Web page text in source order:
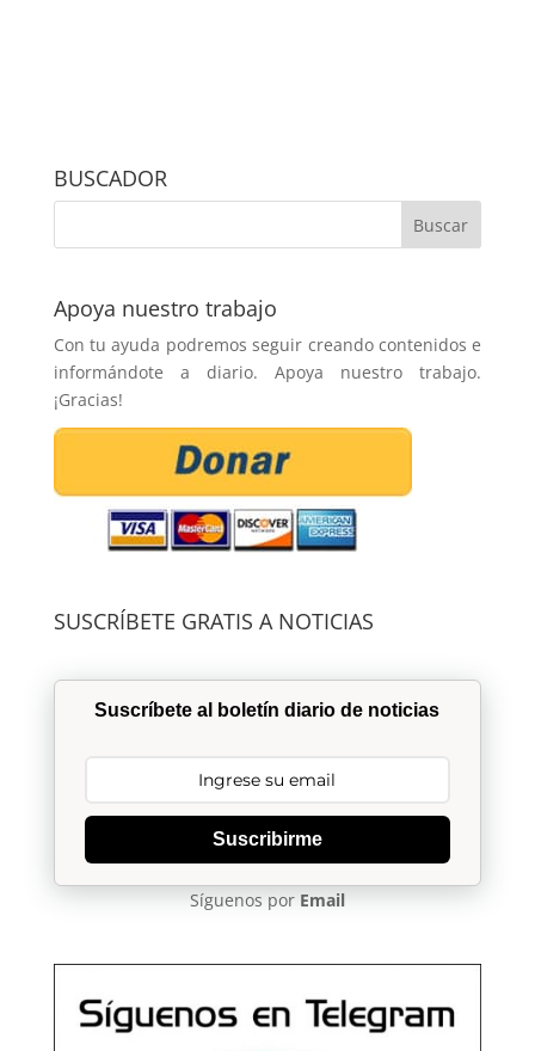
BUSCADOR
Apoya nuestro trabajo
Con tu ayuda podremos seguir creando contenidos e
informándote a diario. Apoya nuestro trabajo.
¡Gracias!
SUSCRÍBETE GRATIS A NOTICIAS
Suscríbete al boletín diario de noticias
Suscribirme
Síguenos por Email